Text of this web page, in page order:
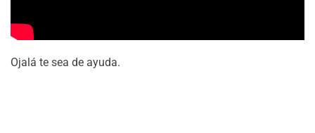
Ojalá te sea de ayuda.